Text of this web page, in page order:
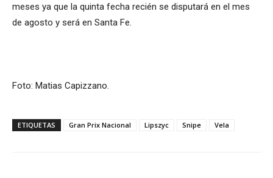
meses ya que la quinta fecha recién se disputará en el mes
de agosto y será en Santa Fe.
Foto: Matias Capizzano.
ETIQUETAS Gran Prix Nacional Lipszyc Snipe Vela